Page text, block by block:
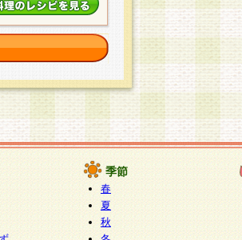
季節
春
夏
秋